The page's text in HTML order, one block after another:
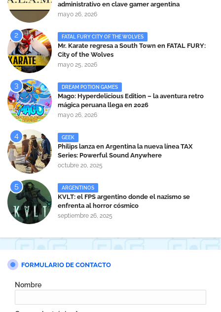
administrativo en clave gamer argentina
mayo 26, 2026
FATAL FURY CITY OF THE WOLVES
Mr. Karate regresa a South Town en FATAL FURY:
City of the Wolves
mayo 25, 2026
DREAM POTION GAMES
Mago: Hyperdelicious Edition – la aventura retro
mágica peruana llega en 2026
mayo 26, 2026
GEEK
Philips lanza en Argentina la nueva línea TAX
Series: Powerful Sound Anywhere
octubre 20, 2025
ARGENTINOS
KVLT: el FPS argentino donde el nazismo se
enfrenta al horror cósmico
septiembre 26, 2025
FORMULARIO DE CONTACTO
Nombre